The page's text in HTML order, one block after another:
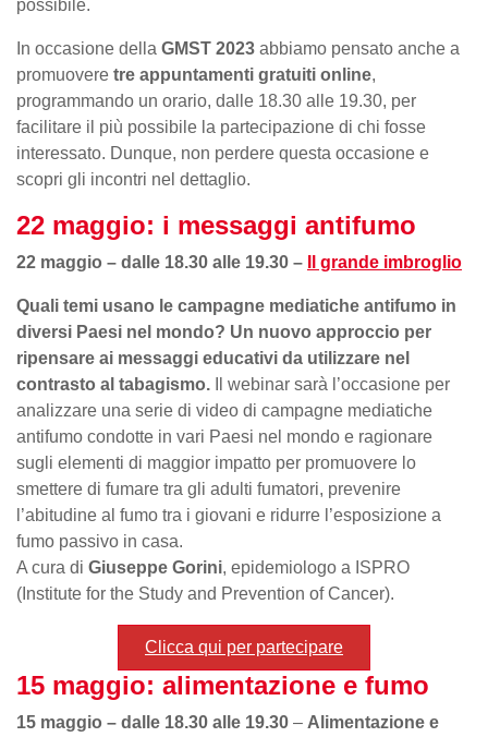
possibile.
In occasione della GMST 2023 abbiamo pensato anche a
promuovere tre appuntamenti gratuiti online,
programmando un orario, dalle 18.30 alle 19.30, per
facilitare il più possibile la partecipazione di chi fosse
interessato. Dunque, non perdere questa occasione e
scopri gli incontri nel dettaglio.
22 maggio: i messaggi antifumo
22 maggio – dalle 18.30 alle 19.30 – Il grande imbroglio
Quali temi usano le campagne mediatiche antifumo in
diversi Paesi nel mondo? Un nuovo approccio per
ripensare ai messaggi educativi da utilizzare nel
contrasto al tabagismo.
Il webinar sarà l’occasione per
analizzare una serie di video di campagne mediatiche
antifumo condotte in vari Paesi nel mondo e ragionare
sugli elementi di maggior impatto per promuovere lo
smettere di fumare tra gli adulti fumatori, prevenire
l’abitudine al fumo tra i giovani e ridurre l’esposizione a
fumo passivo in casa.
A cura di Giuseppe Gorini, epidemiologo a ISPRO
(Institute for the Study and Prevention of Cancer).
Clicca qui per partecipare
15 maggio: alimentazione e fumo
15 maggio – dalle 18.30 alle 19.30 – Alimentazione e